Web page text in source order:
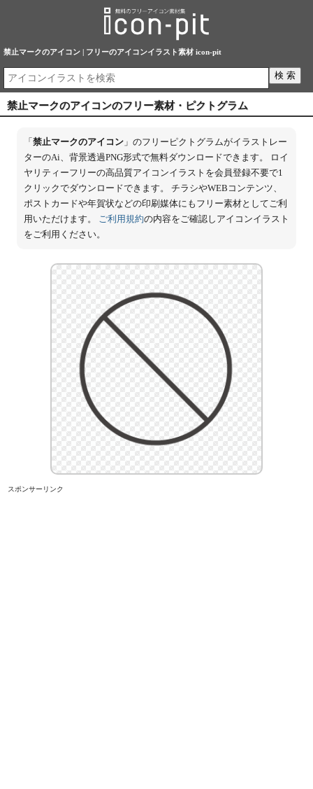
禁止マークのアイコン | フリーのアイコンイラスト素材 icon-pit
禁止マークのアイコンのフリー素材・ピクトグラム
「 禁止マークのアイコン」のフリーピクトグラムがイラストレー
ターのAi、背景透過PNG形式で無料ダウンロードできます。 ロイ
ヤリティーフリーの高品質アイコンイラストを会員登録不要で1
クリックでダウンロードできます。 チラシやWEBコンテンツ、
ポストカードや年賀状などの印刷媒体にもフリー素材としてご利
用いただけます。 ご利用規約の内容をご確認しアイコンイラスト
をご利用ください。
スポンサーリンク